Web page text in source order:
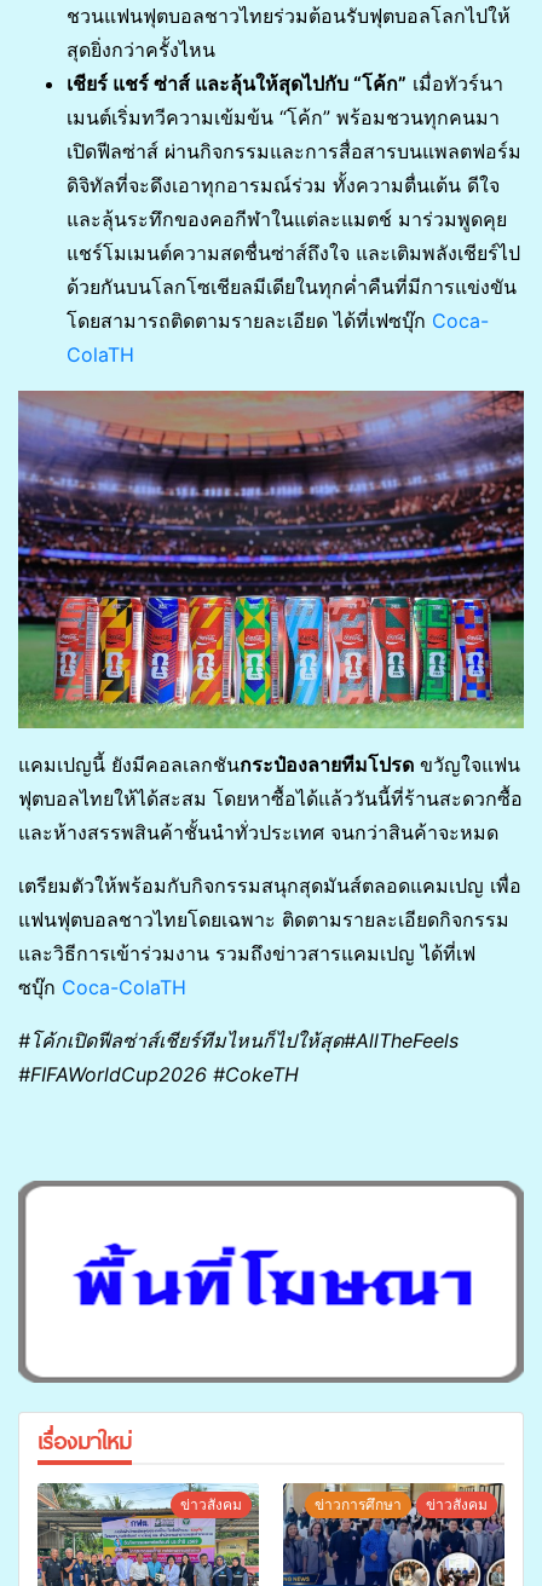
ชวนแฟนฟุตบอลชาวไทยร่วมต้อนรับฟุตบอลโลกไปให้
สุดยิ่งกว่าครั้งไหน
เชียร์ แชร์ ซ่าส์ และลุ้นให้สุดไปกับ “โค้ก” เมื่อทัวร์นา
เมนต์เริ่มทวีความเข้มข้น “โค้ก” พร้อมชวนทุกคนมา
เปิดฟีลซ่าส์ ผ่านกิจกรรมและการสื่อสารบนแพลตฟอร์ม
ดิจิทัลที่จะดึงเอาทุกอารมณ์ร่วม ทั้งความตื่นเต้น ดีใจ
และลุ้นระทึกของคอกีฬาในแต่ละแมตช์ มาร่วมพูดคุย
แชร์โมเมนต์ความสดชื่นซ่าส์ถึงใจ และเติมพลังเชียร์ไป
ด้วยกันบนโลกโซเชียลมีเดียในทุกค่ำคืนที่มีการแข่งขัน
โดยสามารถติดตามรายละเอียด ได้ที่เฟซบุ๊ก Coca-
ColaTH
แคมเปญนี้ ยังมีคอลเลกชันกระป๋องลายทีมโปรด ขวัญใจแฟน
ฟุตบอลไทยให้ได้สะสม โดยหาซื้อได้แล้ววันนี้ที่ร้านสะดวกซื้อ
และห้างสรรพสินค้าชั้นนำทั่วประเทศ จนกว่าสินค้าจะหมด
เตรียมตัวให้พร้อมกับกิจกรรมสนุกสุดมันส์ตลอดแคมเปญ เพื่อ
แฟนฟุตบอลชาวไทยโดยเฉพาะ ติดตามรายละเอียดกิจกรรม
และวิธีการเข้าร่วมงาน รวมถึงข่าวสารแคมเปญ ได้ที่เฟ
ซบุ๊ก Coca-ColaTH
#โค้กเปิดฟีลซ่าส์เชียร์ทีมไหนก็ไปให้สุด​#AllTheFeels ​
#FIFAWorldCup2026​ #CokeTH
เรื่องมาใหม่
ข่าวสังคม ข่าวการศึกษา ข่าวสังคม